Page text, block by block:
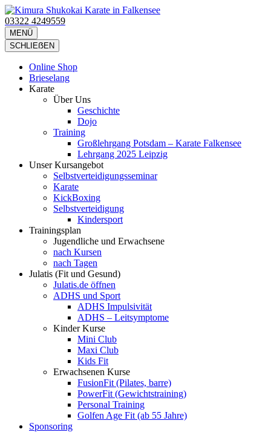
Zum
Inhalt
springen
(Eingabetaste
drücken)
Kimura Shukokai Karate in Falkensee
Wir bieten profesionelle Karatekurse für groß und klein an.
03322 4249559
MENÜ
SCHLIEẞEN
Online Shop
Brieselang
Karate
Über Uns
Geschichte
Dojo
Training
Großlehrgang Potsdam – Karate Falkensee
Lehrgang 2025 Leipzig
Unser Kursangebot
Selbstverteidigungsseminar
Karate
KickBoxing
Selbstverteidigung
Kindersport
Trainingsplan
Jugendliche und Erwachsene
nach Kursen
nach Tagen
Julatis (Fit und Gesund)
Julatis.de öffnen
ADHS und Sport
ADHS Impulsivität
ADHS – Leitsymptome
Kinder Kurse
Mini Club
Maxi Club
Kids Fit
Erwachsenen Kurse
FusionFit (Pilates, barre)
PowerFit (Gewichtstraining)
Personal Training
Golfen Age Fit (ab 55 Jahre)
Sponsoring